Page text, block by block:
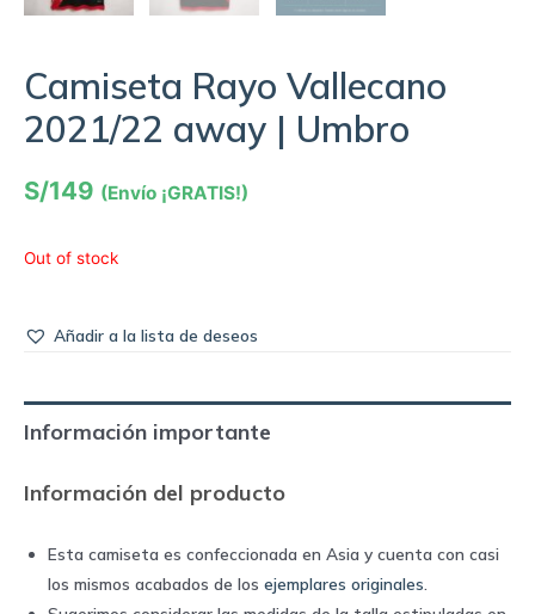
Camiseta Rayo Vallecano
2021/22 away | Umbro
S/149 (Envío ¡GRATIS!)
Out of stock
Añadir a la lista de deseos
Información importante
Información del producto
Esta camiseta es confeccionada en Asia y cuenta con casi
los mismos acabados de los ejemplares originales